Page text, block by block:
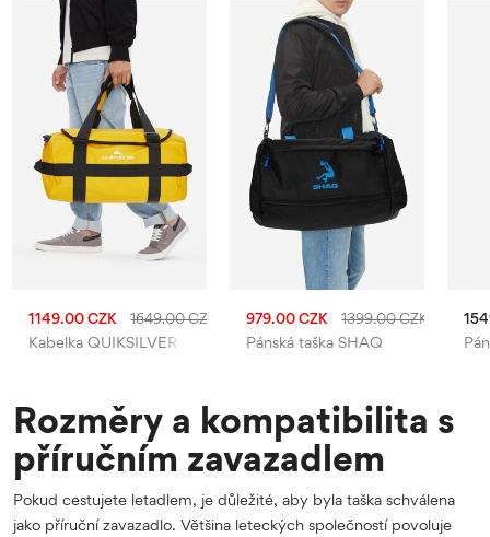
Kabelka QUIKSILVER
1649.00 CZK
1149.00 CZK
Pánská taška SHAQ
1399.00 CZK
979.00 CZK
Rozměry a kompatibilita s
příručním zavazadlem
Pokud cestujete letadlem, je důležité, aby byla taška schválena
jako příruční zavazadlo. Většina leteckých společností povoluje